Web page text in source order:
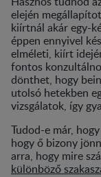
elején
kiírtnál akár egy-
éppen ennyivel
elméleti, kiírt
fontos
dönthet, hogy
utolsó hetekben
vizsgálatok, így
Tudod-e már,
hogy ő bizony
arra, hogy mire
különböző